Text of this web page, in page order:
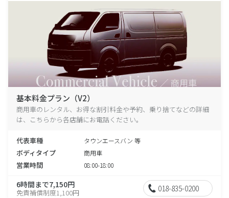
基本料金プラン（V2）
商用車のレンタル、お得な割引料金や予約、乗り捨てなどの詳細
は、こちらから各店舗にお電話ください。
代表車種 タウンエースバン 等
ボディタイプ 商用車
営業時間 08:00-18:00
6時間まで7,150円
免責補償制度1,100円 018-835-0200